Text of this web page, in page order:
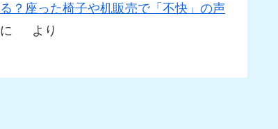
る？座った椅子や机販売で「不快」の声
に
より